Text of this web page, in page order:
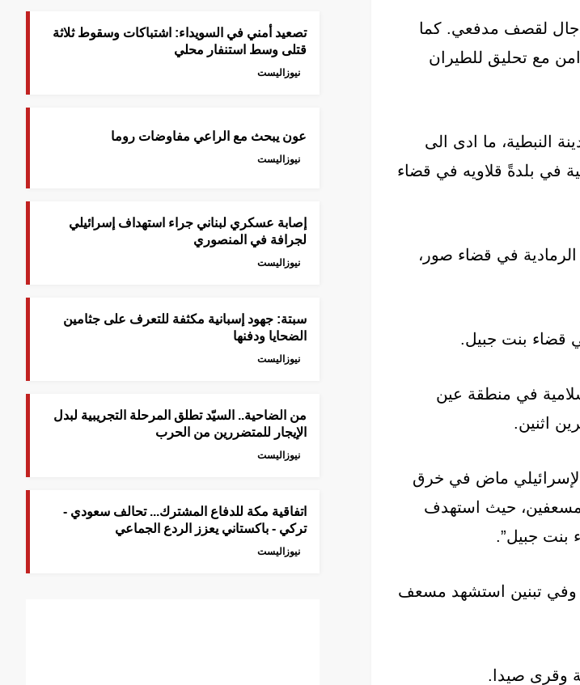
لقصف مدفعي. كما
اسرائيلي من عيار 155 ملم، بالتزامن مع تحليق للطيران
النبطية، ما ادى الى
في بلدةً قلاويه في قضاء
في قضاء صور،
قضاء بنت جبيل.
في منطقة عين
اثنين.
الإسرائيلي ماض في خرق
المسعفين، حيث استهدف
بنت جبيل”.
وفي تبنين استشهد مسعف
وقرى صيدا.
تصعيد أمني في السويداء: اشتباكات وسقوط ثلاثة
قتلى وسط استنفار محلي
نيوزاليست
عون يبحث مع الراعي مفاوضات روما
نيوزاليست
إصابة عسكري لبناني جراء استهداف إسرائيلي
لجرافة في المنصوري
نيوزاليست
سبتة: جهود إسبانية مكثفة للتعرف على جثامين
الضحايا ودفنها
نيوزاليست
من الضاحية.. السيّد تطلق المرحلة التجريبية لبدل
الإيجار للمتضررين من الحرب
نيوزاليست
اتفاقية مكة للدفاع المشترك... تحالف سعودي -
تركي - باكستاني يعزز الردع الجماعي
نيوزاليست